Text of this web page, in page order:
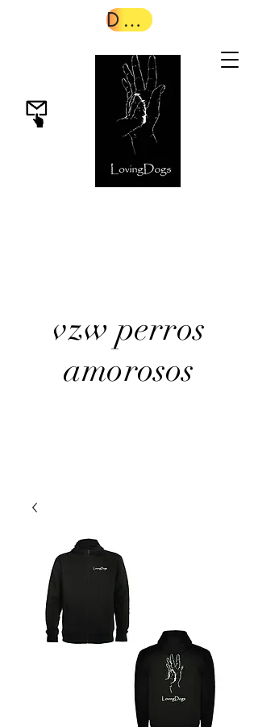
vzw perros
amorosos
Donar